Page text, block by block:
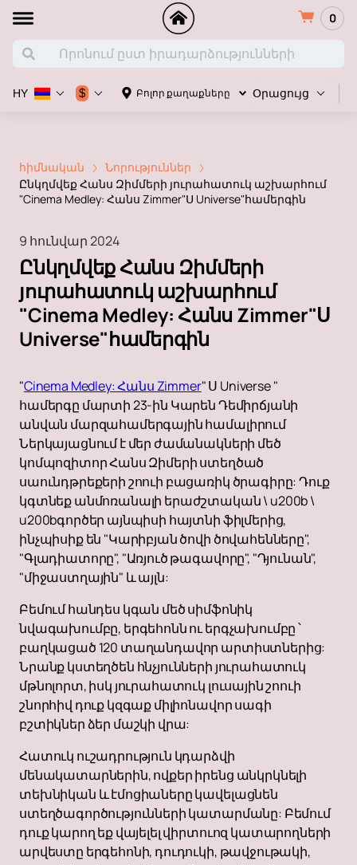
0
Բոլոր քաղաքները Օրացույց
HY $
հիմնական
Նորություններ
Ընկղմվեք Հանս Զիմմերի յուրահատուկ աշխարհում
"Cinema Medley: Հանս Zimmer"Ս Universe"համերգին
9 հունվար 2024
Ընկղմվեք Հանս Զիմմերի
յուրահատուկ աշխարհում
"Cinema Medley: Հանս Zimmer"Ս
Universe"համերգին
"Cinema Medley: Հանս Zimmer" Ս Universe "
համերգը մարտի 23-ին Կարեն Դեմիրճյանի
անվան մարզահամերգային համալիրում
Ներկայացնում է մեր ժամանակների մեծ
կոմպոզիտոր Հանս Զիմերի ստեղծած
սաունդթրեքերի շոուի բացառիկ ծրագիրը: Դուք
կգտնեք անմոռանալի երաժշտական \ u200b \
u200bգործեր այնպիսի հայտնի ֆիլմերից,
ինչպիսիք են "Կարիբյան ծովի ծովահենները",
"Գլադիատորը", "Առյուծ թագավորը", "Դյունան",
"միջաստղային" և այլն:
Բեմում հանդես կգան մեծ սիմֆոնիկ
նվագախումբը, երգեհոնն ու երգչախումբը ՝
բաղկացած 120 տաղանդավոր արտիստներից:
Նրանք կստեղծեն հնչյունների յուրահատուկ
մթնոլորտ, իսկ յուրահատուկ լուսային շոուի
շնորհիվ դուք կզգաք միլիոնավոր սագի
բշտիկներ ձեր մաշկի վրա:
Հատուկ ուշադրություն կդարձվի
մենակատարներին, ովքեր իրենց անկրկնելի
տեխնիկան և էմոցիաները կավելացնեն
ստեղծագործությունների կատարմանը: Բեմում
դուք կարող եք վայելել վիրտուոզ կատարողների
արվեստը երգեհոնի, դուդուկի, թավջութակի,